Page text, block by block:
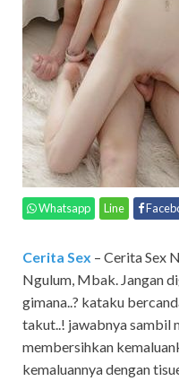
Whatsapp Line
Cerita Sex – Cerita Sex
Ngulum, Mbak. Jangan
gimana..? kataku
takut..! jawabnya sambil
membersihkan
kemaluannya dengan